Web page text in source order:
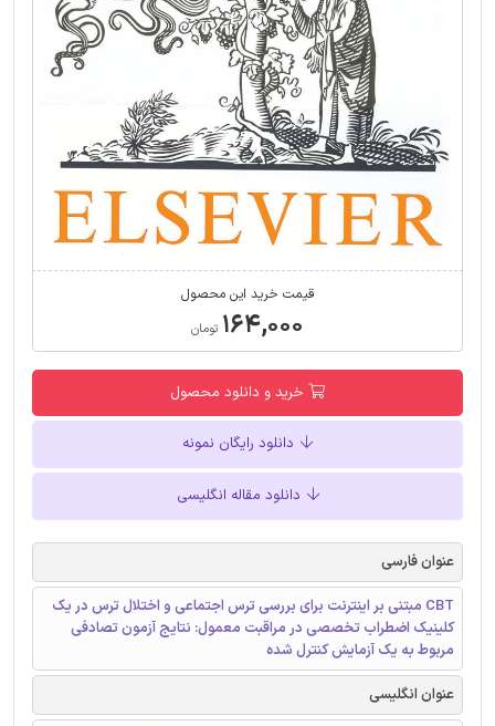
قیمت خرید این محصول
۱۶۴,۰۰۰ تومان
خرید و دانلود محصول
دانلود رایگان نمونه
دانلود مقاله انگلیسی
عنوان فارسی
CBT مبتنی بر اینترنت برای بررسی ترس اجتماعی و اختلال ترس در یک
کلینیک اضطراب تخصصی در مراقبت معمول: نتایج آزمون تصادفی
مربوط به یک آزمایش کنترل شده
عنوان انگلیسی